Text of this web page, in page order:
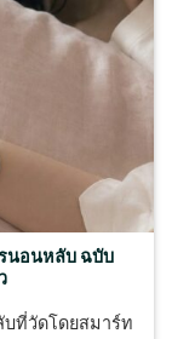
นอนหลับ ฉบับ
ที่วัดโดยสมาร์ท